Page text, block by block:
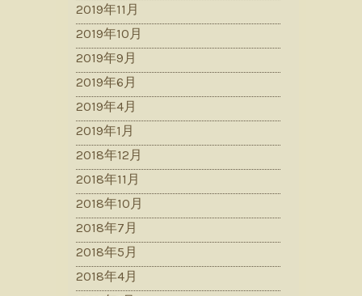
2019年11月
2019年10月
2019年9月
2019年6月
2019年4月
2019年1月
2018年12月
2018年11月
2018年10月
2018年7月
2018年5月
2018年4月